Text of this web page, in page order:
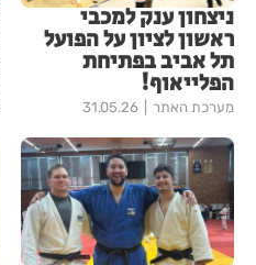
ניצחון ענק למכבי
ראשון לציון על הפועל
תל אביב בפתיחת
הפלייאוף!
מערכת האתר 31.05.26